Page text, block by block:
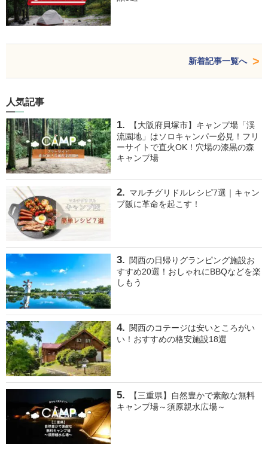
新着記事一覧へ
人気記事
【大阪府貝塚市】キャンプ場「渓
流園地」はソロキャンパー必見！フリ
ーサイトで直火OK！穴場の漆黒の森
キャンプ場
マルチグリドルレシピ7選｜キャン
プ飯に革命を起こす！
関西の日帰りグランピング施設お
すすめ20選！おしゃれにBBQなどを楽
しもう
関西のコテージは安いところがい
い！おすすめの格安施設18選
【三重県】自然豊かで素敵な無料
キャンプ場～須原親水広場～